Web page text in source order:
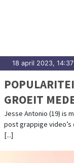
18 april 2023,
GROEIT
Jesse Antonio (19) is
post grappige video’s
[...]